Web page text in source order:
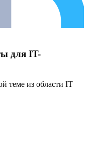
для IT-
теме из области IT